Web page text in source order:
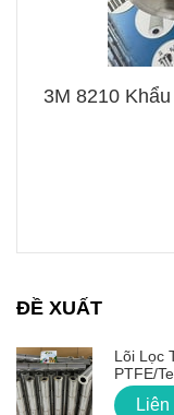
3M 8210
ĐỀ XUẤT
Lõi Lọc
PTFE/
Liên